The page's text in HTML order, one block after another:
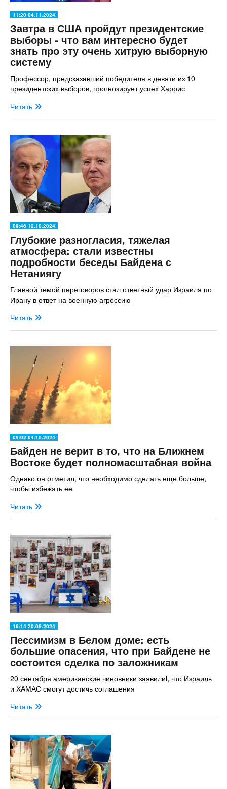
11:20 04.11.2024
Завтра в США пройдут президентские
выборы - что вам интересно будет
знать про эту очень хитрую выборную
систему
Профессор, предсказавший победителя в девяти из 10
президентских выборов, прогнозирует успех Харрис
Читать
09:46 12.10.2024
Глубокие разногласия, тяжелая
атмосфера: стали известны
подробности беседы Байдена с
Нетаниягу
Главной темой переговоров стал ответный удар Израиля по
Ирану в ответ на военную агрессию
Читать
09:02 04.10.2024
Байден не верит в то, что на Ближнем
Востоке будет полномасштабная война
Однако он отметил, что необходимо сделать еще больше,
чтобы избежать ее
Читать
16:14 20.09.2024
Пессимизм в Белом доме: есть
большие опасения, что при Байдене не
состоится сделка по заложникам
20 сентября американские чиновники заявилиl, что Израиль
и ХАМАС смогут достичь соглашения
Читать